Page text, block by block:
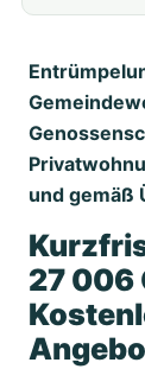
und gemäß
27 006